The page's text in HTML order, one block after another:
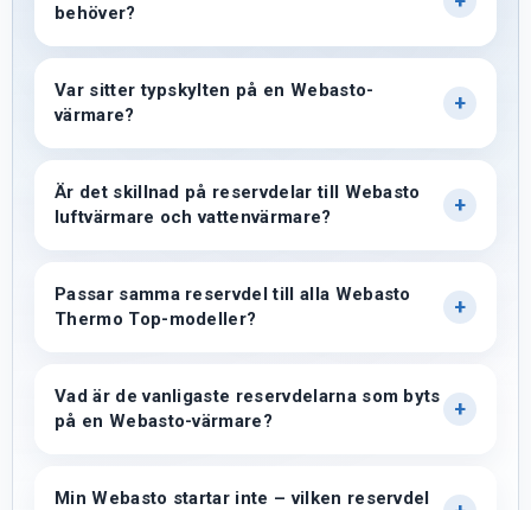
behöver?
Var sitter typskylten på en Webasto-
värmare?
Är det skillnad på reservdelar till Webasto
luftvärmare och vattenvärmare?
Passar samma reservdel till alla Webasto
Thermo Top-modeller?
Vad är de vanligaste reservdelarna som byts
på en Webasto-värmare?
Min Webasto startar inte – vilken reservdel